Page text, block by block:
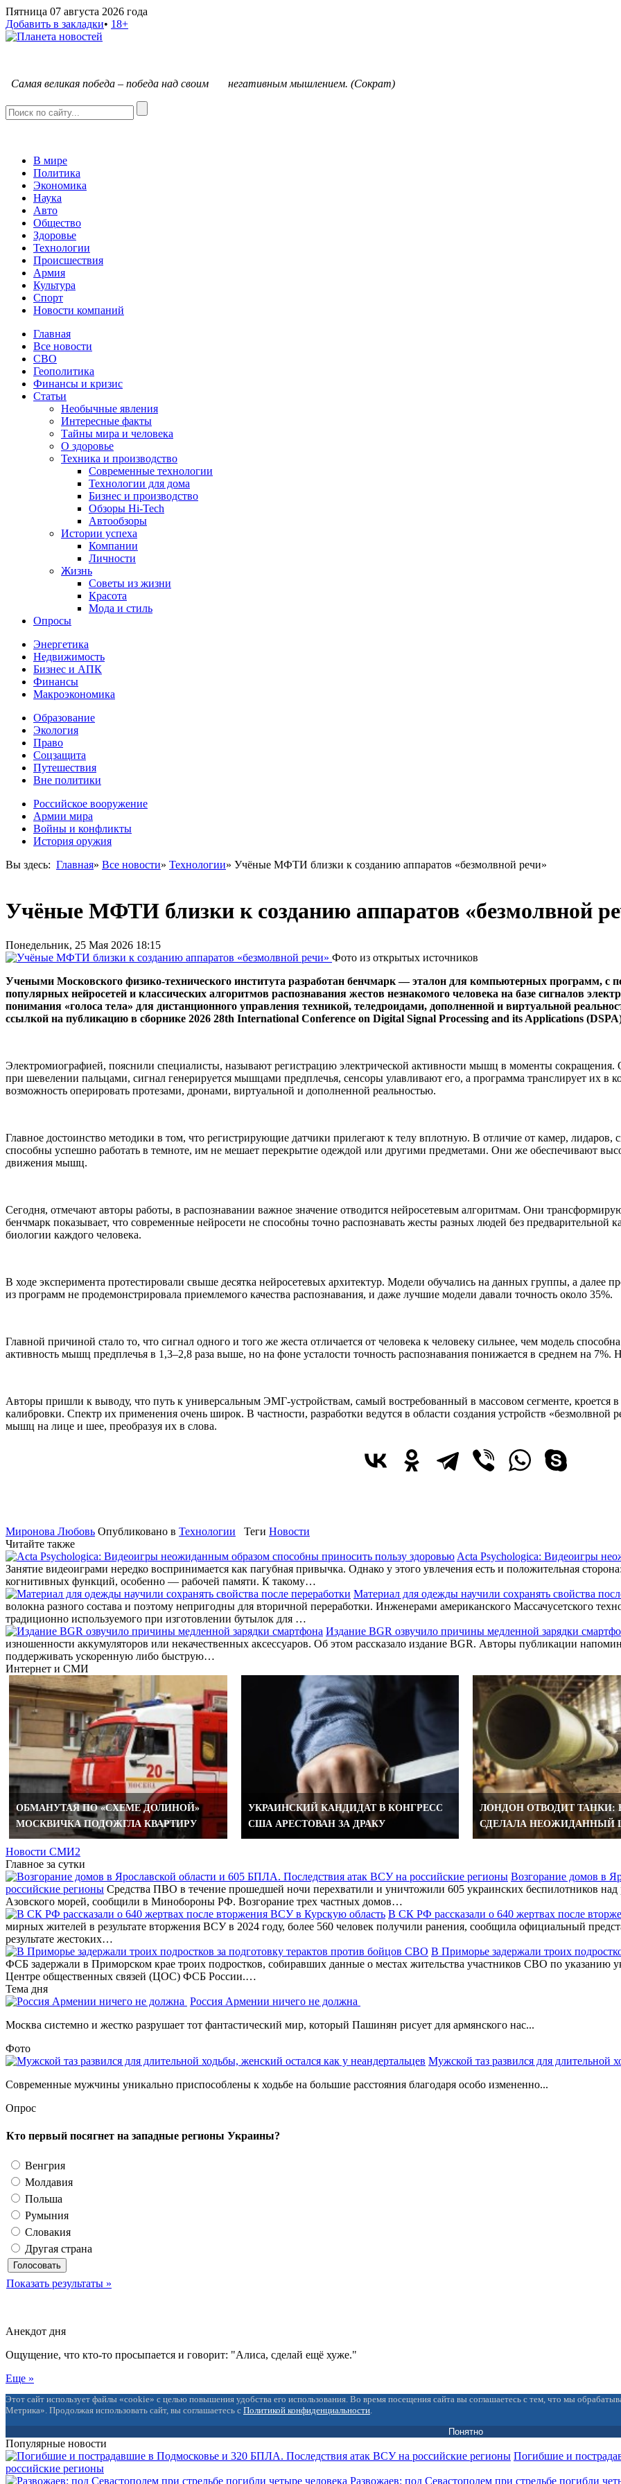
Пятница 07 августа 2026 года
Добавить в закладки• 18+
Самая великая победа – победа над своим негативным мышлением. (Сократ)
В мире
Политика
Экономика
Наука
Авто
Общество
Здоровье
Технологии
Происшествия
Армия
Культура
Спорт
Новости компаний
Главная
Все новости
СВО
Геополитика
Финансы и кризис
Статьи
Необычные явления
Интересные факты
Тайны мира и человека
О здоровье
Техника и производство
Современные технологии
Технологии для дома
Бизнес и производство
Обзоры Hi-Tech
Автообзоры
Истории успеха
Компании
Личности
Жизнь
Советы из жизни
Красота
Мода и стиль
Опросы
Энергетика
Недвижимость
Бизнес и АПК
Финансы
Макроэкономика
Образование
Экология
Право
Соцзащита
Путешествия
Вне политики
Российское вооружение
Армии мира
Войны и конфликты
История оружия
Вы здесь: Главная» Все новости» Технологии» Учёные МФТИ близки к созданию аппаратов «безмолвной речи»
Учёные МФТИ близки к созданию аппаратов «безмолвной
Понедельник, 25 Мая 2026 18:15
Фото из открытых источников
Учеными Московского физико-технического института разработан бенчмарк — эталон для компьютерных программ, с
популярных нейросетей и классических алгоритмов распознавания жестов незнакомого человека на базе сигналов
понимания «голоса тела» для дистанционного управления техникой, теледроидами, дополненной и виртуальной
ссылкой на публикацию в сборнике 2026 28th International Conference on Digital Signal Processing and its Applications
Электромиографией, пояснили специалисты, называют регистрацию электрической активности мышц в моменты сокращения.
при шевелении пальцами, сигнал генерируется мышцами предплечья, сенсоры улавливают его, а программа транслирует их в
возможность оперировать протезами, дронами, виртуальной и дополненной реальностью.
Главное достоинство методики в том, что регистрирующие датчики прилегают к телу вплотную. В отличие от камер,
способны успешно работать в темноте, им не мешает перекрытие одеждой или другими предметами. Они же обеспечивают
движения мышц.
Сегодня, отмечают авторы работы, в распознавании важное значение отводится нейросетевым алгоритмам. Они
бенчмарк показывает, что современные нейросети не способны точно распознавать жесты разных людей без предварительной
биологии каждого человека.
В ходе эксперимента протестировали свыше десятка нейросетевых архитектур. Модели обучались на данных группы, а
из программ не продемонстрировала приемлемого качества распознавания, и даже лучшие модели давали точность около 35%.
Главной причиной стало то, что сигнал одного и того же жеста отличается от человека к человеку сильнее, чем модель
активность мышц предплечья в 1,3–2,8 раза выше, но на фоне усталости точность распознавания понижается в среднем на 7%.
Авторы пришли к выводу, что путь к универсальным ЭМГ-устройствам, самый востребованный в массовом сегменте,
калибровки. Спектр их применения очень широк. В частности, разработки ведутся в области создания устройств «безмолвной
мышц на лице и шее, преобразуя их в слова.
Миронова Любовь Опубликовано в Технологии Теги Новости
Читайте также
Acta Psychologica: Видеоигры
Занятие видеоиграми нередко воспринимается как пагубная привычка. Однако у этого увлечения есть и положительная
когнитивных функций, особенно — рабочей памяти. К такому…
Материал для одежды научили сохранять свойства
волокна разного состава и поэтому непригодны для вторичной переработки. Инженерами американского Массачусетского
традиционно используемого при изготовлении бутылок для …
Издание BGR озвучило причины медленной зарядки
изношенности аккумуляторов или некачественных аксессуаров. Об этом рассказало издание BGR. Авторы публикации
поддерживать ускоренную либо быструю…
Интернет и СМИ
ОБМАНУТАЯ ПО «СХЕМЕ ДОЛИНОЙ»
МОСКВИЧКА ПОДОЖГЛА КВАРТИРУ
УКРАИНСКИЙ КАНДИДАТ В КОНГРЕСС
США АРЕСТОВАН ЗА ДРАКУ
ЛОНДОН ОТВОДИТ ТАНКИ:
СДЕЛАЛА НЕОЖИДАННЫЙ
Новости СМИ2
Главное за сутки
Возгорание домов в
российские регионы Средства ПВО в течение прошедшей ночи перехватили и уничтожили 605 украинских беспилотников
Азовского морей, сообщили в Минобороны РФ. Возгорание трех частных домов…
В СК РФ рассказали о 640 жертвах после
мирных жителей в результате вторжения ВСУ в 2024 году, более 560 человек получили ранения, сообщила официальный
результате жестоких…
В Приморье задержали троих
ФСБ задержали в Приморском крае троих подростков, собиравших данные о местах жительства участников СВО по указанию
Центре общественных связей (ЦОС) ФСБ России.…
Тема дня
Россия Армении ничего не должна
Москва системно и жестко разрушает тот фантастический мир, который Пашинян рисует для армянского нас...
Фото
Мужской таз развился для длительной
Современные мужчины уникально приспособлены к ходьбе на большие расстояния благодаря особо измененно...
Опрос
Кто первый посягнет на западные регионы Украины?
Венгрия
Молдавия
Польша
Румыния
Словакия
Другая страна
Показать результаты »
Анекдот дня
Ощущение, что кто-то просыпается и говорит: "Алиса, сделай ещё хуже."
Еще »
Этот сайт использует файлы «cookie» с целью повышения удобства его использования. Во время посещения сайта вы соглашаетесь с тем, что мы
Метрика». Продолжая использовать сайт, вы соглашаетесь с Политикой конфиденциальности.
Понятно
Популярные новости
Погибшие и
российские регионы
Развожаев: под Севастополем при стрельбе погибли